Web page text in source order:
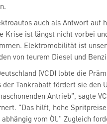
auch als Antwort auf
Krise ist längst nicht vorbei
Elektromobilität ist
von teurem Diesel und
(VCD) lobte die
der Tankrabatt fördert sie den
Antrieb", sagte
"Das hilft, hohe
vom Öl." Zugleich